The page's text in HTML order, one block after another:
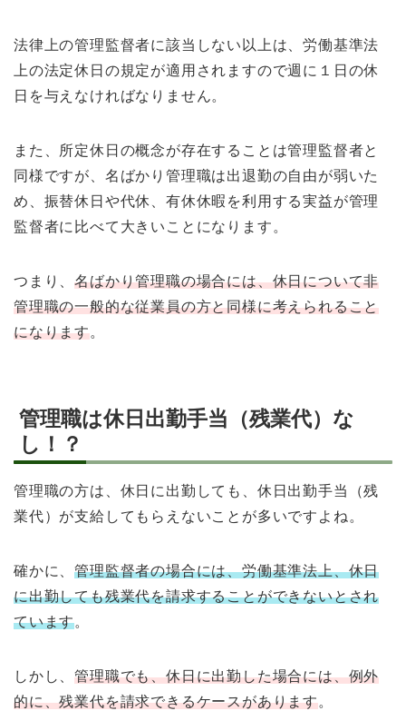
法律上の管理監督者に該当しない以上は、労働基準法
上の法定休日の規定が適用されますので週に１日の休
日を与えなければなりません。
また、所定休日の概念が存在することは管理監督者と
同様ですが、名ばかり管理職は出退勤の自由が弱いた
め、振替休日や代休、有休休暇を利用する実益が管理
監督者に比べて大きいことになります。
つまり、名ばかり管理職の場合には、休日について非
管理職の一般的な従業員の方と同様に考えられること
になります。
管理職は休日出勤手当（残業代）な
し！？
管理職の方は、休日に出勤しても、休日出勤手当（残
業代）が支給してもらえないことが多いですよね。
確かに、管理監督者の場合には、労働基準法上、休日
に出勤しても残業代を請求することができないとされ
ています。
しかし、管理職でも、休日に出勤した場合には、例外
的に、残業代を請求できるケースがあります。